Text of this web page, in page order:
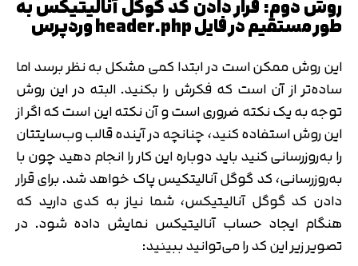
روش دوم: قرار دادن کد گوگل آنالیتیکس به
طور مستقیم در فایل header.php وردپرس
این روش ممکن است در ابتدا کمی مشکل به نظر برسد اما
ساده‌تر از آن است که فکرش را بکنید. البته در این روش
توجه به یک نکته ضروری است و آن نکته این است که اگر از
این روش استفاده کنید، چنانچه در آینده قالب وب‌سایتتان
را به‌روزرسانی کنید باید دوباره این کار را انجام دهید چون با
به‌روزرسانی، کد گوگل آنالیتکیس پاک خواهد شد. برای قرار
دادن کد گوگل آنالیتیکس، شما نیاز به کدی دارید که
هنگام ایجاد حساب آنالیتیکس نمایش داده شود. در
تصویر زیر این کد را می‌توانید ببینید: